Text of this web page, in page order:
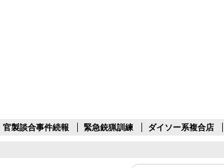
官製談合事件続報 緊急銃猟訓練 ダイソー系複合店